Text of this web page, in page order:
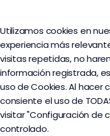
Utilizamos cookies en
experiencia más
visitas repetidas, no
información registrada,
uso de Cookies. Al hacer
consiente el uso de
visitar "Configuración de
controlado.